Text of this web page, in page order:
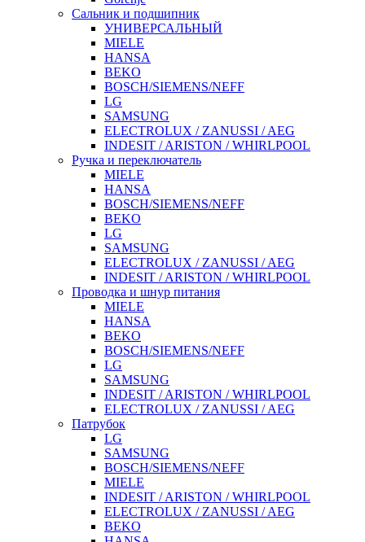
Сальник и подшипник
УНИВЕРСАЛЬНЫЙ
MIELE
HANSA
BEKO
BOSCH/SIEMENS/NEFF
LG
SAMSUNG
ELECTROLUX / ZANUSSI / AEG
INDESIT / ARISTON / WHIRLPOOL
Ручка и переключатель
MIELE
HANSA
BOSCH/SIEMENS/NEFF
BEKO
LG
SAMSUNG
ELECTROLUX / ZANUSSI / AEG
INDESIT / ARISTON / WHIRLPOOL
Проводка и шнур питания
MIELE
HANSA
BEKO
BOSCH/SIEMENS/NEFF
LG
SAMSUNG
INDESIT / ARISTON / WHIRLPOOL
ELECTROLUX / ZANUSSI / AEG
Патрубок
LG
SAMSUNG
BOSCH/SIEMENS/NEFF
MIELE
INDESIT / ARISTON / WHIRLPOOL
ELECTROLUX / ZANUSSI / AEG
BEKO